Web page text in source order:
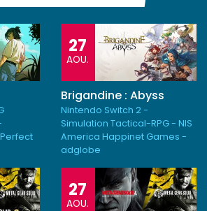
27
AOU.
Brigandine : Abyss
Nintendo Switch 2 -
Simulation Tactical-RPG - NIS
America Happinet Games -
adglobe
27
AOU.